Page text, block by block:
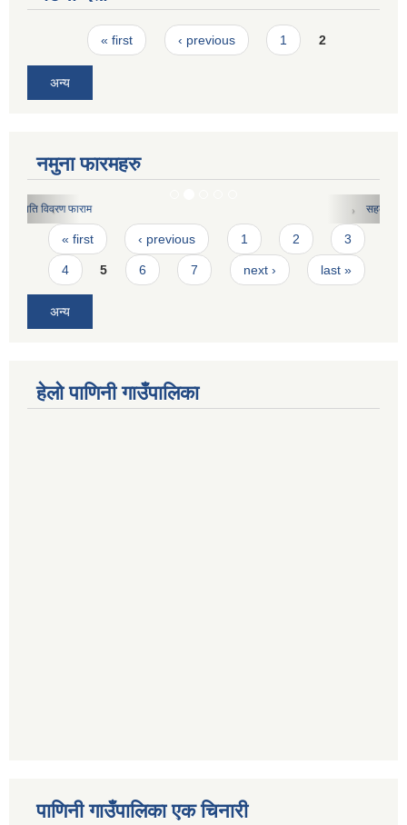
Pages« first ‹ previous 1 2
अन्य
नमुना फारमहरु
सहकारी संस्थाहरुको मासिक कार्य विवरण फारामको नमुना
Pages
« first ‹ previous 1 2 3
4 5 6 7 next › last »
अन्य
हेलो पाणिनी गाउँपालिका
पाणिनी गाउँपालिका एक चिनारी